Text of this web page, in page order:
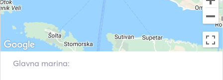
Glavna marina: